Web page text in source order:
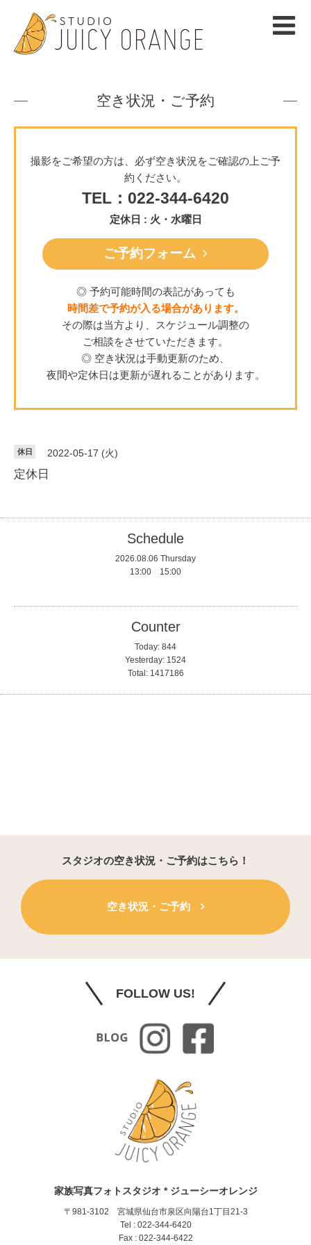
空き状況・ご予約
撮影をご希望の方は、必ず空き状況をご確認の上ご予
約ください。
TEL：022-344-6420
定休日 : 火・水曜日
ご予約フォーム
◎ 予約可能時間の表記があっても
時間差で予約が入る場合があります。
その際は当方より、スケジュール調整の
ご相談をさせていただきます。
◎ 空き状況は手動更新のため、
夜間や定休日は更新が遅れることがあります。
休日 2022-05-17 (火)
定休日
Schedule
2026.08.06 Thursday
13:00 15:00
Counter
Today: 844
Yesterday: 1524
Total: 1417186
スタジオの空き状況・ご予約はこちら！
空き状況・ご予約
FOLLOW US!
家族写真フォトスタジオ * ジューシーオレンジ
〒981-3102 宮城県仙台市泉区向陽台1丁目21-3
Tel : 022-344-6420
Fax : 022-344-6422